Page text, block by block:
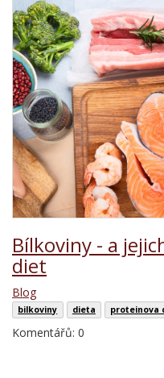
Bílkoviny - a
diet
Blog
bilkoviny dieta proteinova
Komentářů: 0